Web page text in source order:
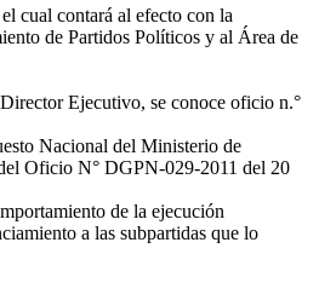
cual contará al efecto con la
de Partidos Políticos y al Área de
Ejecutivo, se conoce oficio n.°
Nacional del Ministerio de
Oficio N° DGPN-029-2011 del 20
de la ejecución
a las subpartidas que lo